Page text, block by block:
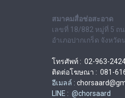
สมาคมสื่อช่อสะอาด
เลขที่ 18/882 หมู่ที่ 5
อำเภอปากเกร็ด จังหวั
โทรศัพท์ : 02-963-
ติดต่อโฆษณา : 081-
อีเมลล์ :
LINE : @chorsaard